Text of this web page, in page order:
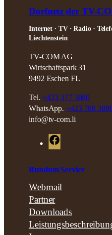
Dorfnetz der TV-
Internet ∙ TV ∙ Radio ∙
Liechtenstein
TV-COM AG
Wirtschaftspark 31
9492 Eschen FL
Tel. +423 377 3880
WhatsApp.+423 788
info@tv-com.li
a
c
b
o
k
Rundum Service
Webmail
Partner
Downloads